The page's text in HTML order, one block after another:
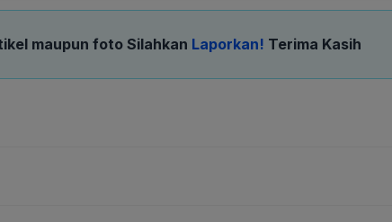
maupun foto Silahkan Laporkan! Terima Kasih